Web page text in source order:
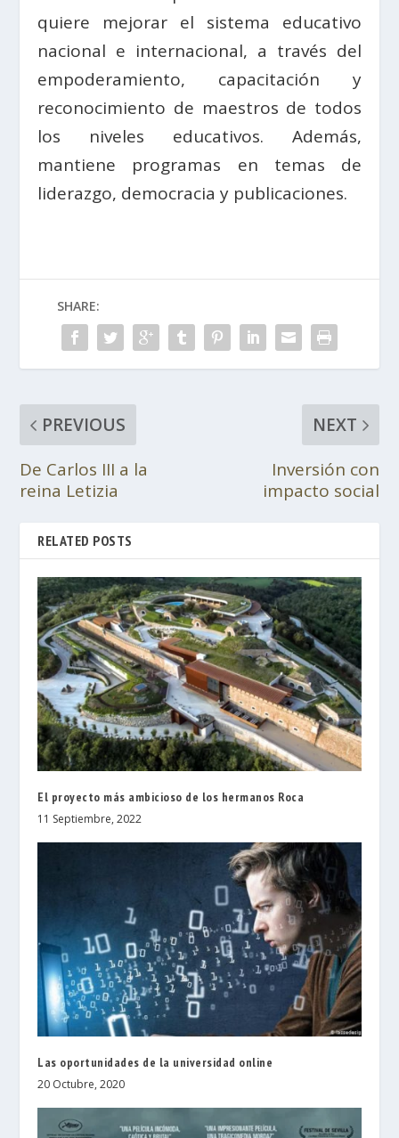
quiere mejorar el sistema educativo
nacional e internacional, a través del
empoderamiento, capacitación y
reconocimiento de maestros de todos
los niveles educativos. Además,
mantiene programas en temas de
liderazgo, democracia y publicaciones.
SHARE:
PREVIOUS
De Carlos III a la
reina Letizia
NEXT
Inversión con
impacto social
RELATED POSTS
El proyecto más ambicioso de los hermanos Roca
11 Septiembre, 2022
Las oportunidades de la universidad online
20 Octubre, 2020